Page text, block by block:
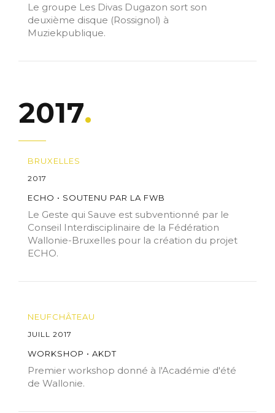
Le groupe Les Divas Dugazon sort son
deuxième disque (Rossignol) à
Muziekpublique.
2017
BRUXELLES
2017
ECHO • SOUTENU PAR LA FWB
Le Geste qui Sauve est subventionné par le
Conseil Interdisciplinaire de la Fédération
Wallonie-Bruxelles pour la création du projet
ECHO.
NEUFCHÂTEAU
JUILL 2017
WORKSHOP • AKDT
Premier workshop donné à l'Académie d'été
de Wallonie.